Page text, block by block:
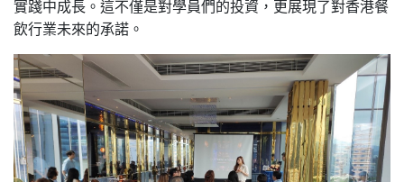
實踐中成長。這不僅是對學員們的投資，更展現了對香港餐
飲行業未來的承諾。